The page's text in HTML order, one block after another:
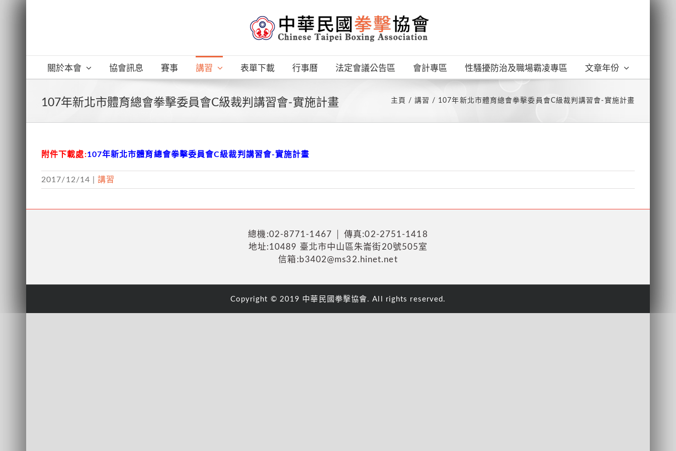
關於本會 協會訊息 賽事 講習 表單下載 行事曆 法定會議公告區 會計專區 性騷擾防治及職場霸凌專區 文章年份
107年新北市體育總會拳擊委員會C級裁判講習會-實施計畫 主頁 講習 107年新北市體育總會拳擊委員會C級裁判講習會-實施計畫
附件下載處:107年新北市體育總會拳擊委員會C級裁判講習會-實施計畫
2017/12/14 講習
總機:02-8771-1467 │ 傳真:02-2751-1418
地址:10489 臺北市中山區朱崙街20號505室
信箱:b3402@ms32.hinet.net
Copyright © 2019 中華民國拳擊協會. All rights reserved.